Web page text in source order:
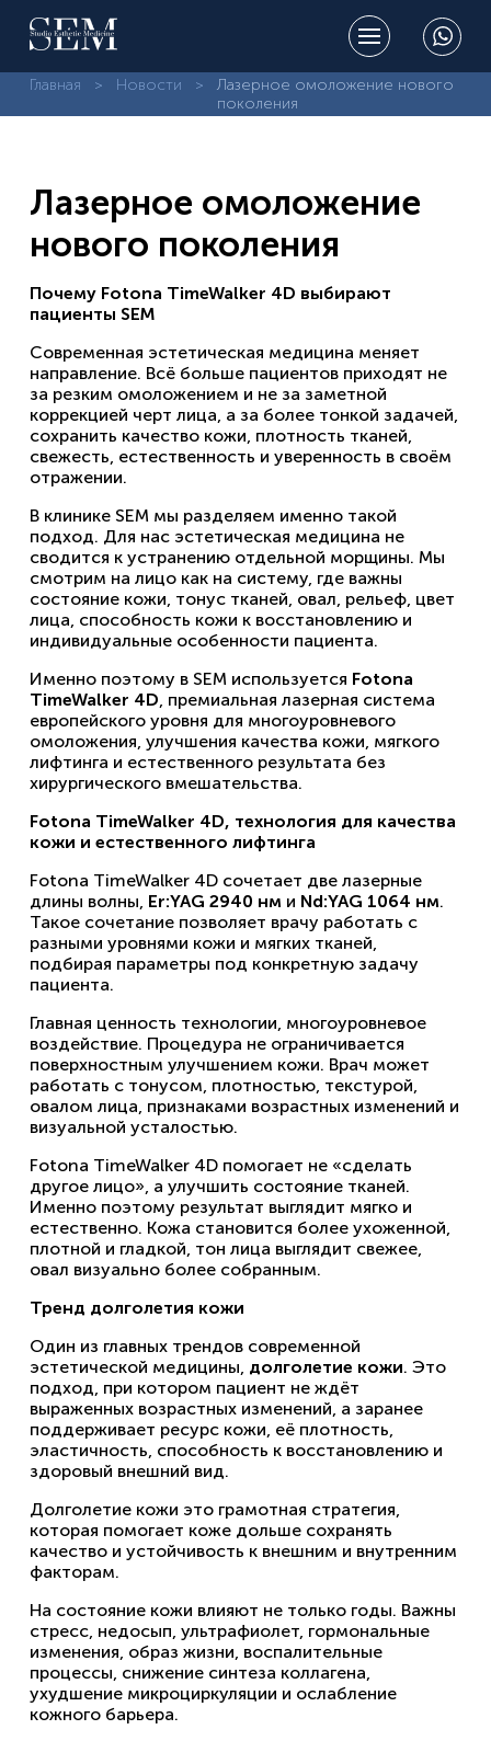
Главная Новости
Лазерное омоложение нового
поколения
Лазерное омоложение
нового поколения
Почему Fotona TimeWalker 4D выбирают
пациенты SEM
Современная эстетическая медицина меняет
направление. Всё больше пациентов приходят не
за резким омоложением и не за заметной
коррекцией черт лица, а за более тонкой задачей,
сохранить качество кожи, плотность тканей,
свежесть, естественность и уверенность в своём
отражении.
В клинике SEM мы разделяем именно такой
подход. Для нас эстетическая медицина не
сводится к устранению отдельной морщины. Мы
смотрим на лицо как на систему, где важны
состояние кожи, тонус тканей, овал, рельеф, цвет
лица, способность кожи к восстановлению и
индивидуальные особенности пациента.
Именно поэтому в SEM используется Fotona
TimeWalker 4D, премиальная лазерная система
европейского уровня для многоуровневого
омоложения, улучшения качества кожи, мягкого
лифтинга и естественного результата без
хирургического вмешательства.
Fotona TimeWalker 4D, технология для качества
кожи и естественного лифтинга
Fotona TimeWalker 4D сочетает две лазерные
длины волны, Er:YAG 2940 нм и Nd:YAG 1064 нм.
Такое сочетание позволяет врачу работать с
разными уровнями кожи и мягких тканей,
подбирая параметры под конкретную задачу
пациента.
Главная ценность технологии, многоуровневое
воздействие. Процедура не ограничивается
поверхностным улучшением кожи. Врач может
работать с тонусом, плотностью, текстурой,
овалом лица, признаками возрастных изменений и
визуальной усталостью.
Fotona TimeWalker 4D помогает не «сделать
другое лицо», а улучшить состояние тканей.
Именно поэтому результат выглядит мягко и
естественно. Кожа становится более ухоженной,
плотной и гладкой, тон лица выглядит свежее,
овал визуально более собранным.
Тренд долголетия кожи
Один из главных трендов современной
эстетической медицины, долголетие кожи. Это
подход, при котором пациент не ждёт
выраженных возрастных изменений, а заранее
поддерживает ресурс кожи, её плотность,
эластичность, способность к восстановлению и
здоровый внешний вид.
Долголетие кожи это грамотная стратегия,
которая помогает коже дольше сохранять
качество и устойчивость к внешним и внутренним
факторам.
На состояние кожи влияют не только годы. Важны
стресс, недосып, ультрафиолет, гормональные
изменения, образ жизни, воспалительные
процессы, снижение синтеза коллагена,
ухудшение микроциркуляции и ослабление
кожного барьера.